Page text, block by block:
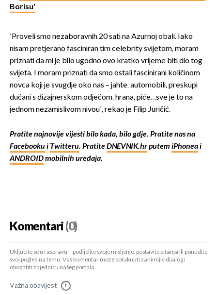
Borisu'
'Proveli smo nezaboravnih 20 sati na Azurnoj obali. Iako
nisam pretjerano fasciniran tim celebrity svijetom, moram
priznati da mi je bilo ugodno ovo kratko vrijeme biti dio tog
svijeta. I moram priznati da smo ostali fascinirani količinom
novca koji je svugdje oko nas – jahte, automobili, preskupi
dućani s dizajnerskom odjećom, hrana, piće…sve je to na
jednom nezamislivom nivou', rekao je Filip Juričić.
Pratite najnovije vijesti bilo kada, bilo gdje. Pratite nas na
Facebookui Twitteru. PratiteDNEVNIK.hrputem iPhoneai
ANDROIDmobilnih uređaja.
Komentari(0)
Uključite se u raspravu – podijelite svoje mišljenje, postavite pitanja ili ponudite
svoj pogled na temu. Vaš komentar može potaknuti zanimljiv dijalog i
obogatiti zajednicu našeg portala.
Važna obavijest !